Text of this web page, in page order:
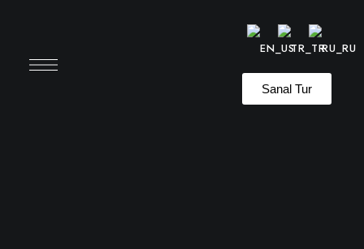
Sanal Tur